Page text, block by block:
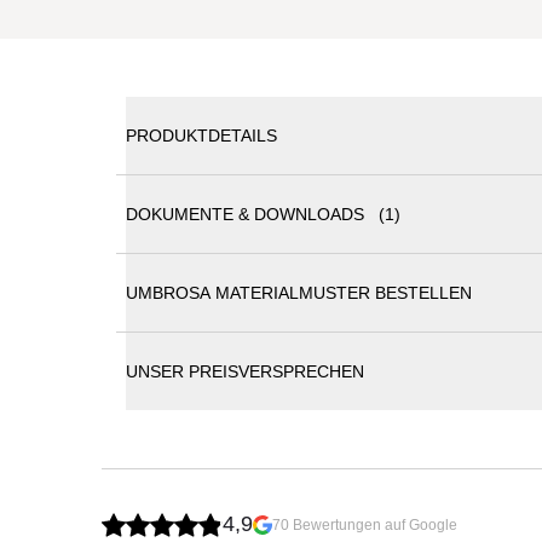
PRODUKTDETAILS
Sonnensegel Versa UX Sand, Latte & Safari
ausgesprochene Farbpalette. Die Formgebung
sich leicht mit straffen Design-Möbeln
DOKUMENTE & DOWNLOADS (1)
UMBROSA MATERIALMUSTER BESTELLEN
UNSER PREISVERSPRECHEN
4,9 70 Bewertungen auf Google